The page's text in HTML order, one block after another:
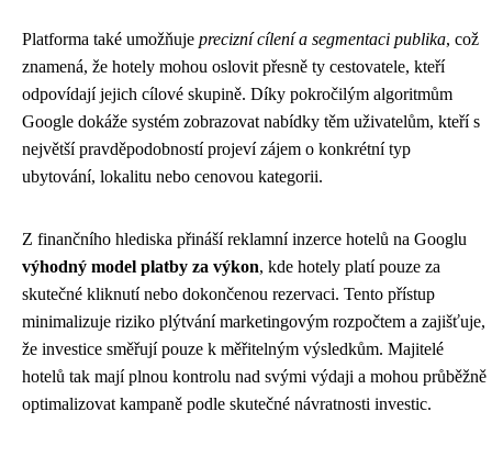
Platforma také umožňuje precizní cílení a segmentaci publika, což
znamená, že hotely mohou oslovit přesně ty cestovatele, kteří
odpovídají jejich cílové skupině. Díky pokročilým algoritmům
Google dokáže systém zobrazovat nabídky těm uživatelům, kteří s
největší pravděpodobností projeví zájem o konkrétní typ
ubytování, lokalitu nebo cenovou kategorii.
Z finančního hlediska přináší reklamní inzerce hotelů na Googlu
výhodný model platby za výkon, kde hotely platí pouze za
skutečné kliknutí nebo dokončenou rezervaci. Tento přístup
minimalizuje riziko plýtvání marketingovým rozpočtem a zajišťuje,
že investice směřují pouze k měřitelným výsledkům. Majitelé
hotelů tak mají plnou kontrolu nad svými výdaji a mohou průběžně
optimalizovat kampaně podle skutečné návratnosti investic.